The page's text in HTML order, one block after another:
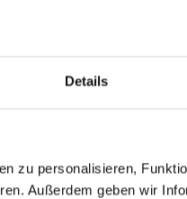
Details
zu personalisieren,
Außerdem geben wir